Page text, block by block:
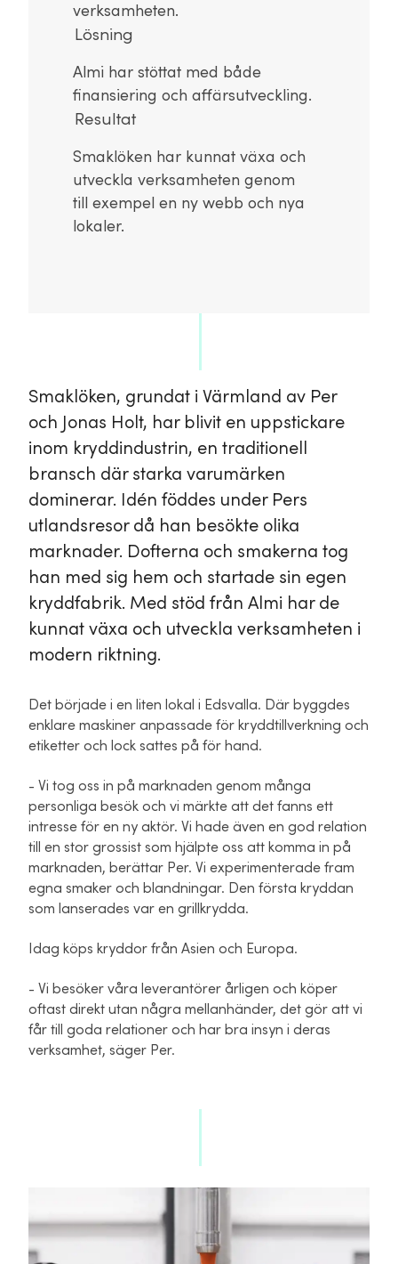
verksamheten.
Lösning
Almi har stöttat med både
finansiering och affärsutveckling.
Resultat
Smaklöken har kunnat växa och
utveckla verksamheten genom
till exempel en ny webb och nya
lokaler.
Smaklöken, grundat i Värmland av Per
och Jonas Holt, har blivit en uppstickare
inom kryddindustrin, en traditionell
bransch där starka varumärken
dominerar. Idén föddes under Pers
utlandsresor då han besökte olika
marknader. Dofterna och smakerna tog
han med sig hem och startade sin egen
kryddfabrik. Med stöd från Almi har de
kunnat växa och utveckla verksamheten i
modern riktning.
Det började i en liten lokal i Edsvalla. Där byggdes
enklare maskiner anpassade för kryddtillverkning och
etiketter och lock sattes på för hand.
- Vi tog oss in på marknaden genom många
personliga besök och vi märkte att det fanns ett
intresse för en ny aktör. Vi hade även en god relation
till en stor grossist som hjälpte oss att komma in på
marknaden, berättar Per. Vi experimenterade fram
egna smaker och blandningar. Den första kryddan
som lanserades var en grillkrydda.
Idag köps kryddor från Asien och Europa.
- Vi besöker våra leverantörer årligen och köper
oftast direkt utan några mellanhänder, det gör att vi
får till goda relationer och har bra insyn i deras
verksamhet, säger Per.